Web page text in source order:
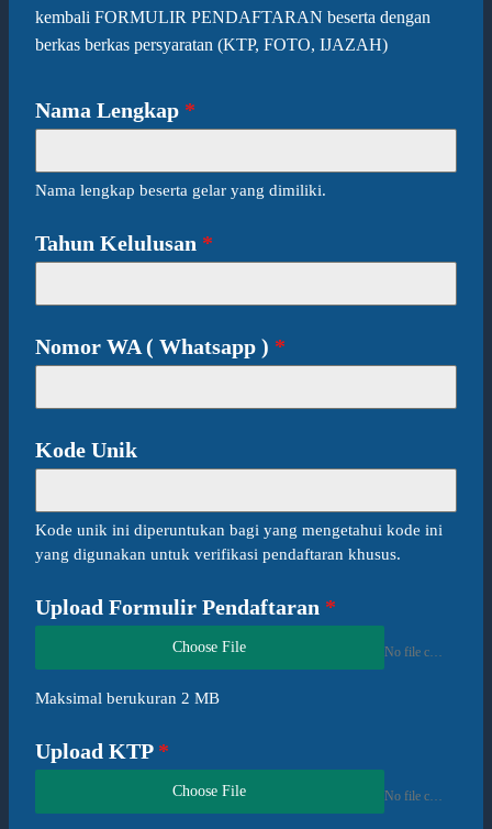
kembali FORMULIR PENDAFTARAN beserta dengan
berkas berkas persyaratan (KTP, FOTO, IJAZAH)
Nama Lengkap *
Nama lengkap beserta gelar yang dimiliki.
Tahun Kelulusan *
Nomor WA ( Whatsapp ) *
Kode Unik
Kode unik ini diperuntukan bagi yang mengetahui kode ini
yang digunakan untuk verifikasi pendaftaran khusus.
Upload Formulir Pendaftaran *
Choose File No file chosen
Maksimal berukuran 2 MB
Upload KTP *
Choose File No file chosen